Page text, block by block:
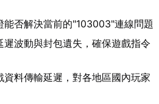
能否解決當前的"103003"連線問題
遲波動與封包遺失，確保遊戲指令
資料傳輸延遲，對各地區國內玩家